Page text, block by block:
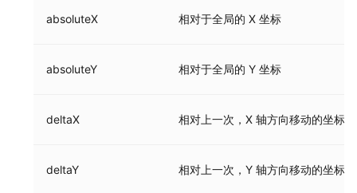
absoluteX 相对于全局的 X 坐标
absoluteY 相对于全局的 Y 坐标
deltaX 相对上一次，X 轴方向移动的坐标
deltaY 相对上一次，Y 轴方向移动的坐标